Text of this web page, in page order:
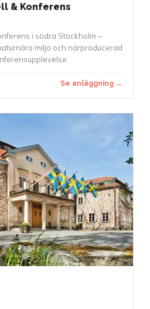
& Konferens
i södra Stockholm –
miljö och närproducerad
Se anläggning →